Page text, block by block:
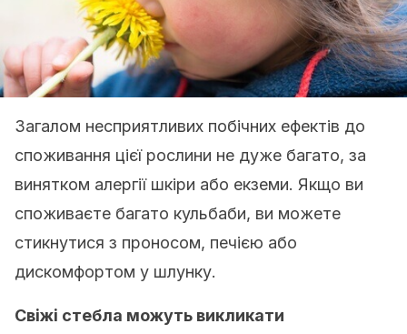
Загалом несприятливих побічних ефектів до
споживання цієї рослини не дуже багато, за
винятком алергії шкіри або екземи. Якщо ви
споживаєте багато кульбаби, ви можете
стикнутися з проносом, печією або
дискомфортом у шлунку.
Свіжі стебла можуть викликати